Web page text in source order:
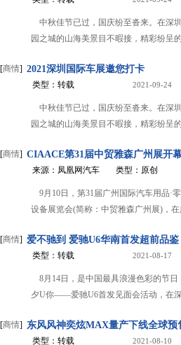
中秋佳节已过，国庆纷至沓来。在深
园之城的山海美景目不暇接，精彩纷呈
[商情] 2021深圳国际车展邀您打卡
类型：转载 2021-09-24
中秋佳节已过，国庆纷至沓来。在深
园之城的山海美景目不暇接，精彩纷呈
[商情] CIAACE第31届中贸雅森广州展开
来源：凤凰网汽车 类型：原创
9月10日，第31届广州国际汽车用品·
设备展览会(简称：中贸雅森广州展)，在
[商情] 爱不驰到 爱驰U6华南首发超前品鉴
类型：转载 2021-08-17
8月14日，是中国最具浪漫色彩的节
夕U你——爱驰U6首发见面会活动，在
[商情] 东风风神奕炫MAX量产下线全球预
类型：转载 2021-08-10